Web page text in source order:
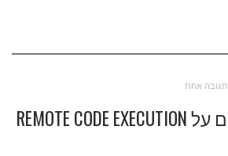
תגובה אחת
הסבר למתחילים על REMOTE CODE EXECUTION